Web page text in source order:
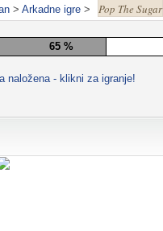
> Arkadne igre > Pop The Sugar
71 %
naložena - klikni za igranje!